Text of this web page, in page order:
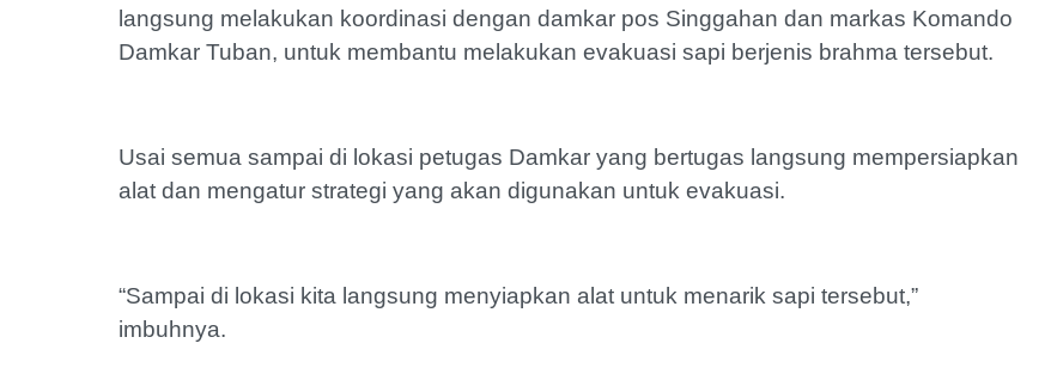
langsung melakukan koordinasi dengan damkar pos Singgahan dan markas Komando
Damkar Tuban, untuk membantu melakukan evakuasi sapi berjenis brahma tersebut.
Usai semua sampai di lokasi petugas Damkar yang bertugas langsung mempersiapkan
alat dan mengatur strategi yang akan digunakan untuk evakuasi.
“Sampai di lokasi kita langsung menyiapkan alat untuk menarik sapi tersebut,”
imbuhnya.